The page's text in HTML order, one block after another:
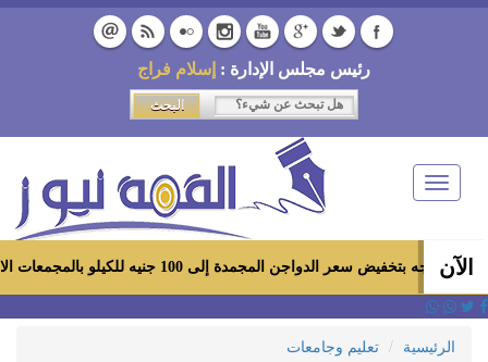
رئيس مجلس الإدارة : إسلام فراج
Toggle
navigation
الآن
المجمدة إلى 100 جنيه للكيلو بالمجمعات الاستهلاكية ومعارض «أهلاً رمضان»
الرئيسية
تعليم وجامعات